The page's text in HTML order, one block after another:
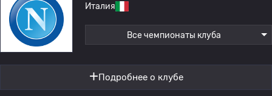
Италия
Все чемпионаты клуба
Подробнее о клубе